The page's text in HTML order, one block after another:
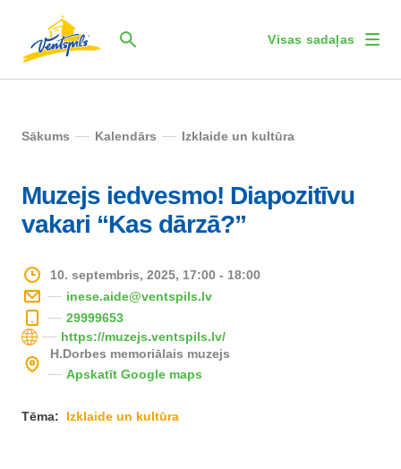
Visas sadaļas
Sākums Kalendārs Izklaide un kultūra
Muzejs iedvesmo! Diapozitīvu
vakari “Kas dārzā?”
10. septembris, 2025, 17:00 - 18:00
inese.aide@ventspils.lv
29999653
https://muzejs.ventspils.lv/
H.Dorbes memoriālais muzejs
Apskatīt Google maps
Tēma: Izklaide un kultūra